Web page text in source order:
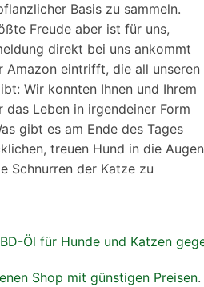
Basis zu sammeln.
Freude aber ist für uns,
direkt bei uns ankommt
Amazon eintrifft, die all unseren
Wir konnten Ihnen und Ihrem
Leben in irgendeiner Form
gibt es am Ende des Tages
treuen Hund in die Augen
Schnurren der Katze zu
Shop mit günstigen Preisen.